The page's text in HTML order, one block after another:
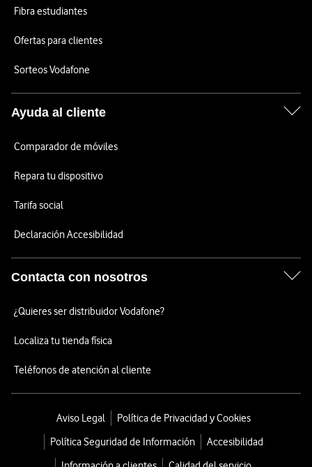
Fibra estudiantes
Ofertas para clientes
Sorteos Vodafone
Ayuda al cliente
Comparador de móviles
Repara tu dispositivo
Tarifa social
Declaración Accesibilidad
Contacta con nosotros
¿Quieres ser distribuidor Vodafone?
Localiza tu tienda física
Teléfonos de atención al cliente
Aviso Legal
Política de Privacidad y Cookies
Política Seguridad de Información
Accesibilidad